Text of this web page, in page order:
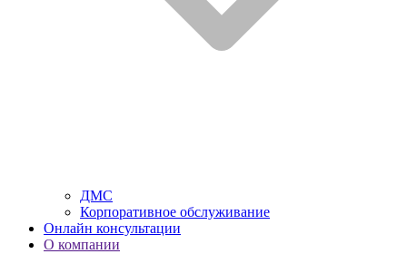
ДМС
Корпоративное обслуживание
Онлайн консультации
О компании